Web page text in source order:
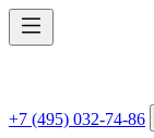
+7 (495) 032-74-86